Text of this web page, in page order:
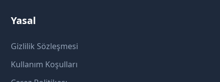
Yasal
Gizlilik Sözleşmesi
Kullanım Koşulları